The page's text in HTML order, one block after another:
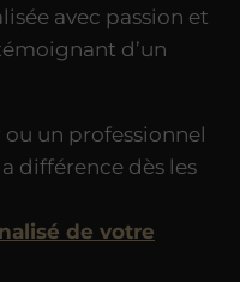
avec passion et
d’un
ou un professionnel
différence dès les
de votre